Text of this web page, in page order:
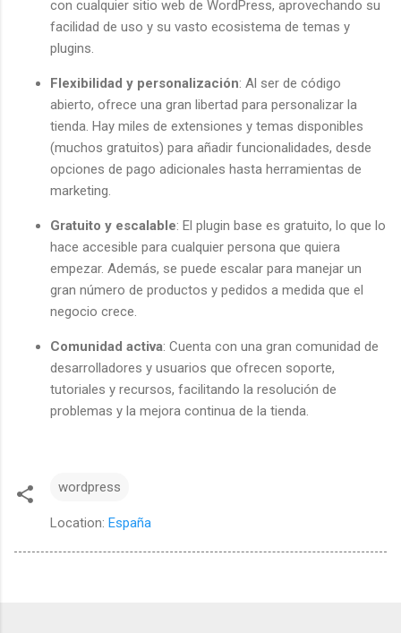
con cualquier sitio web de WordPress, aprovechando su
facilidad de uso y su vasto ecosistema de temas y
plugins.
Flexibilidad y personalización: Al ser de código
abierto, ofrece una gran libertad para personalizar la
tienda. Hay miles de extensiones y temas disponibles
(muchos gratuitos) para añadir funcionalidades, desde
opciones de pago adicionales hasta herramientas de
marketing.
Gratuito y escalable: El plugin base es gratuito, lo que lo
hace accesible para cualquier persona que quiera
empezar. Además, se puede escalar para manejar un
gran número de productos y pedidos a medida que el
negocio crece.
Comunidad activa: Cuenta con una gran comunidad de
desarrolladores y usuarios que ofrecen soporte,
tutoriales y recursos, facilitando la resolución de
problemas y la mejora continua de la tienda.
wordpress
Location: España